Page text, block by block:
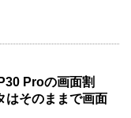
Proの画面割
はそのままで画面